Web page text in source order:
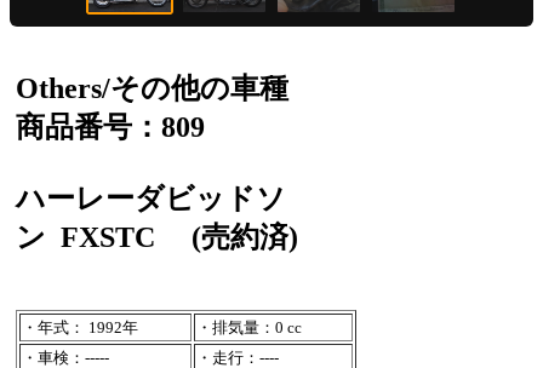
Others/その他の車種
商品番号：809
ハーレーダビッドソ
ン FXSTC (売約済)
・年式： 1992年
・排気量：0 cc
・車検：-----
・走行：----